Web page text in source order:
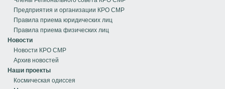
Предприятия и организации КРО СМР
Правила приема юридических лиц
Правила приема физических лиц
Новости
Новости КРО СМР
Архив новостей
Наши проекты
Космическая одиссея